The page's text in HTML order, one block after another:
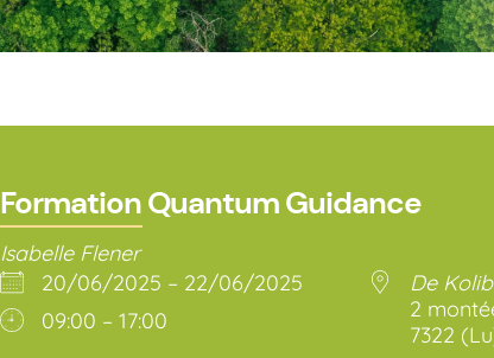
Formation Quantum Guidance
Isabelle Flener
20/06/2025 – 22/06/2025
09:00 – 17:00
De
2
7322